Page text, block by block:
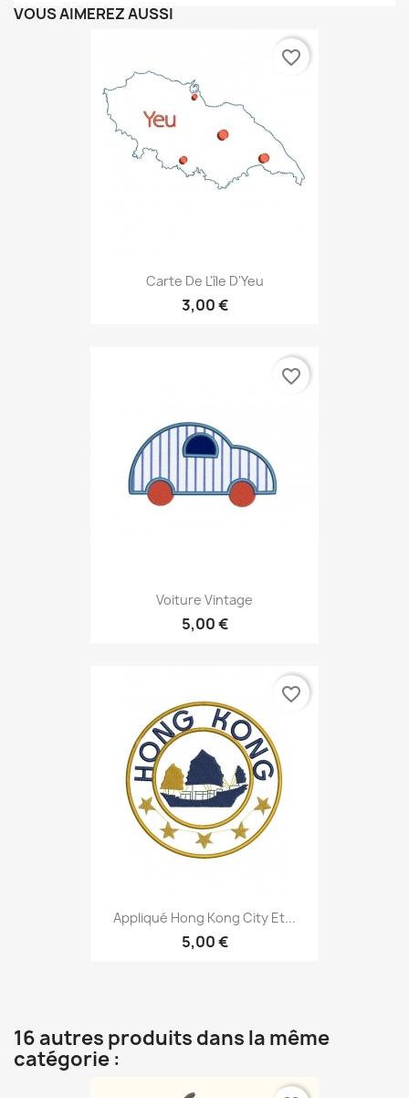
VOUS AIMEREZ AUSSI
Carte De L'île D'Yeu
3,00 €
favorite_border
Voiture Vintage
5,00 €
favorite_border
Appliqué Hong Kong City Et...
5,00 €
favorite_border
16 autres produits dans la même
catégorie :